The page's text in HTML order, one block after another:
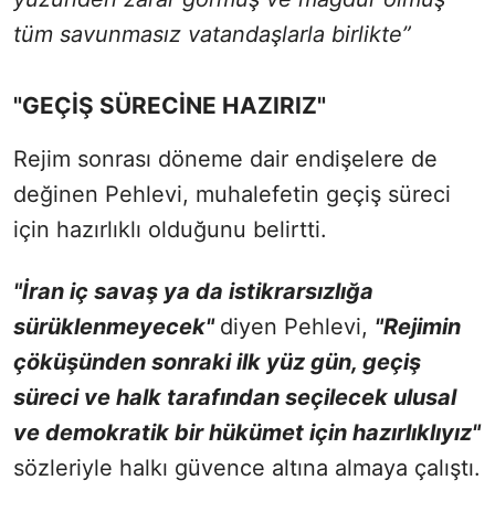
tüm savunmasız vatandaşlarla birlikte”
"GEÇİŞ SÜRECİNE HAZIRIZ"
Rejim sonrası döneme dair endişelere de
değinen Pehlevi, muhalefetin geçiş süreci
için hazırlıklı olduğunu belirtti.
"İran iç savaş ya da istikrarsızlığa
sürüklenmeyecek" diyen Pehlevi, "Rejimin
çöküşünden sonraki ilk yüz gün, geçiş
süreci ve halk tarafından seçilecek ulusal
ve demokratik bir hükümet için hazırlıklıyız"
sözleriyle halkı güvence altına almaya çalıştı.